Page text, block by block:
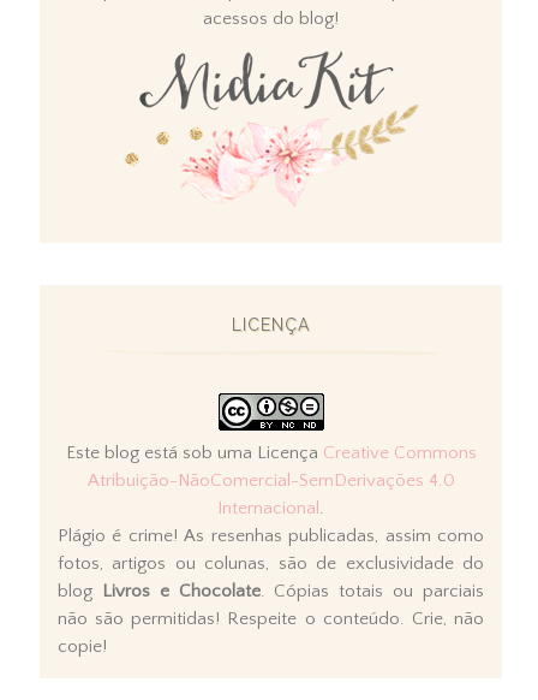
acessos do blog!
LICENÇA
Este blog está sob uma Licença Creative Commons
Atribuição-NãoComercial-SemDerivações 4.0
Internacional .
Plágio é crime! As resenhas publicadas, assim como
fotos, artigos ou colunas, são de exclusividade do
blog Livros e Chocolate. Cópias totais ou parciais
não são permitidas! Respeite o conteúdo. Crie, não
copie!